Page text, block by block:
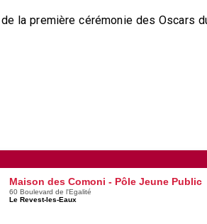
la première cérémonie des Oscars
Maison des Comoni - Pôle Jeune Public
60 Boulevard de l'Egalité
Le Revest-les-Eaux